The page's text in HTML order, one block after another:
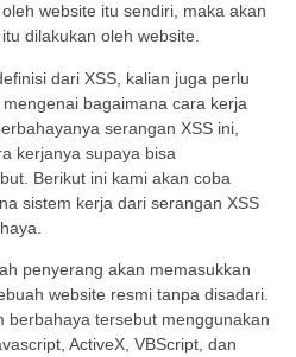
website itu sendiri, maka akan
dilakukan oleh website.
dari XSS, kalian juga perlu
bagaimana cara kerja
serangan XSS ini,
kerjanya supaya bisa
Berikut ini kami akan coba
sistem kerja dari serangan XSS
penyerang akan memasukkan
website resmi tanpa disadari.
berbahaya tersebut menggunakan
ActiveX, VBScript, dan